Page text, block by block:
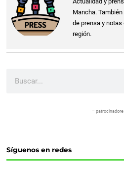
Mancha.
de prensa y
región.
–
Síguenos en redes